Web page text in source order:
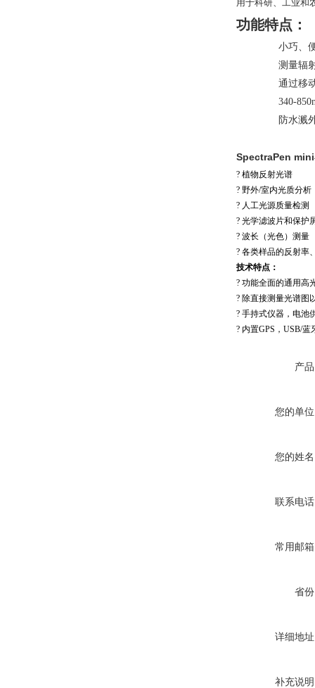
用于科研、工业和
功能特点：
小巧、
测量辐
通过移
340-
防水溅
SpectraPen mini
? 植物反射光谱
? 野外/室内光质分析
? 人工光源质量检测
? 光学滤波片和保护
? 波长（光色）测量
? 各类样品的反射率
技术特点：
? 功能全面的通用高
? 除直接测量光谱图
? 手持式仪器，电池
? 内置GPS ， USB/蓝
产
您的单
您的姓
联系电
常用邮
省
详细地
补充说